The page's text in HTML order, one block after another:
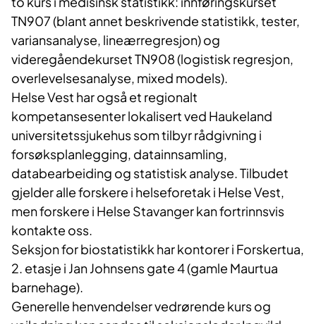
TN907 (blant annet beskrivende statistikk, tester,
variansanalyse, lineærregresjon) og
videregåendekurset TN908 (logistisk regresjon,
overlevelsesanalyse, mixed models).
Helse Vest har også et regionalt
kompetansesenter lokalisert ved Haukeland
universitetssjukehus som tilbyr rådgivning i
forsøksplanlegging, datainnsamling,
databearbeiding og statistisk analyse. Tilbudet
gjelder alle forskere i helseforetak i Helse Vest,
men forskere i Helse Stavanger kan fortrinnsvis
kontakte oss.
Seksjon for biostatistikk har kontorer i Forskertua,
2. etasje i Jan Johnsens gate 4 (gamle Maurtua
barnehage).
Generelle henvendelser vedrørende kurs og